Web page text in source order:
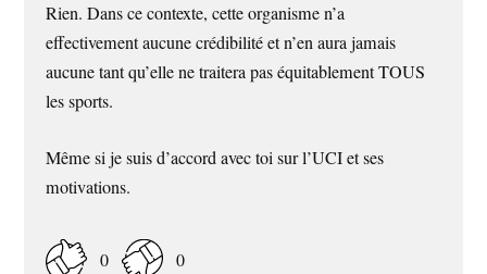
Rien. Dans ce contexte, cette organisme n’a
effectivement aucune crédibilité et n’en aura jamais
aucune tant qu’elle ne traitera pas équitablement TOUS
les sports.
Même si je suis d’accord avec toi sur l’UCI et ses
motivations.
0 0